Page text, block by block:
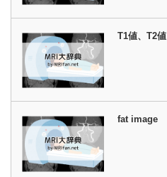
T1値、T2値
fat image